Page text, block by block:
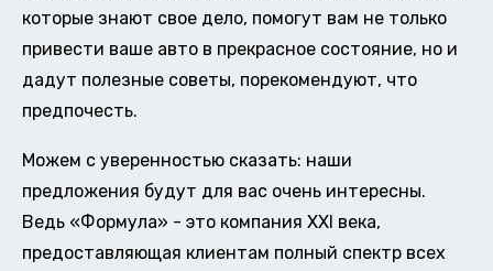
которые знают свое дело, помогут вам не только
привести ваше авто в прекрасное состояние, но и
дадут полезные советы, порекомендуют, что
предпочесть.
Можем с уверенностью сказать: наши
предложения будут для вас очень интересны.
Ведь «Формула» - это компания XXI века,
предоставляющая клиентам полный спектр всех